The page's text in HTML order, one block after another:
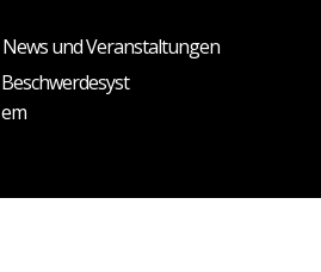
News und Veranstaltungen
Beschwerdesyst
em